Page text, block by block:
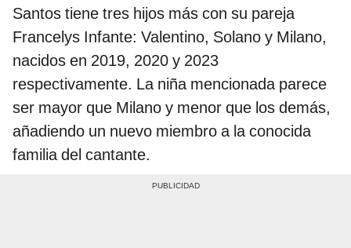
Santos tiene tres hijos más con su pareja
Francelys Infante: Valentino, Solano y Milano,
nacidos en 2019, 2020 y 2023
respectivamente. La niña mencionada parece
ser mayor que Milano y menor que los demás,
añadiendo un nuevo miembro a la conocida
familia del cantante.